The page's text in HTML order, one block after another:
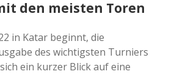
den meisten Toren
in Katar beginnt, die
des wichtigsten Turniers
ein kurzer Blick auf eine